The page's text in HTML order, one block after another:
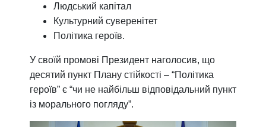
Людський капітал
Культурний суверенітет
Політика героїв.
У своїй промові Президент наголосив, що
десятий пункт Плану стійкості – “Політика
героїв” є “чи не найбільш відповідальний пункт
із морального погляду”.